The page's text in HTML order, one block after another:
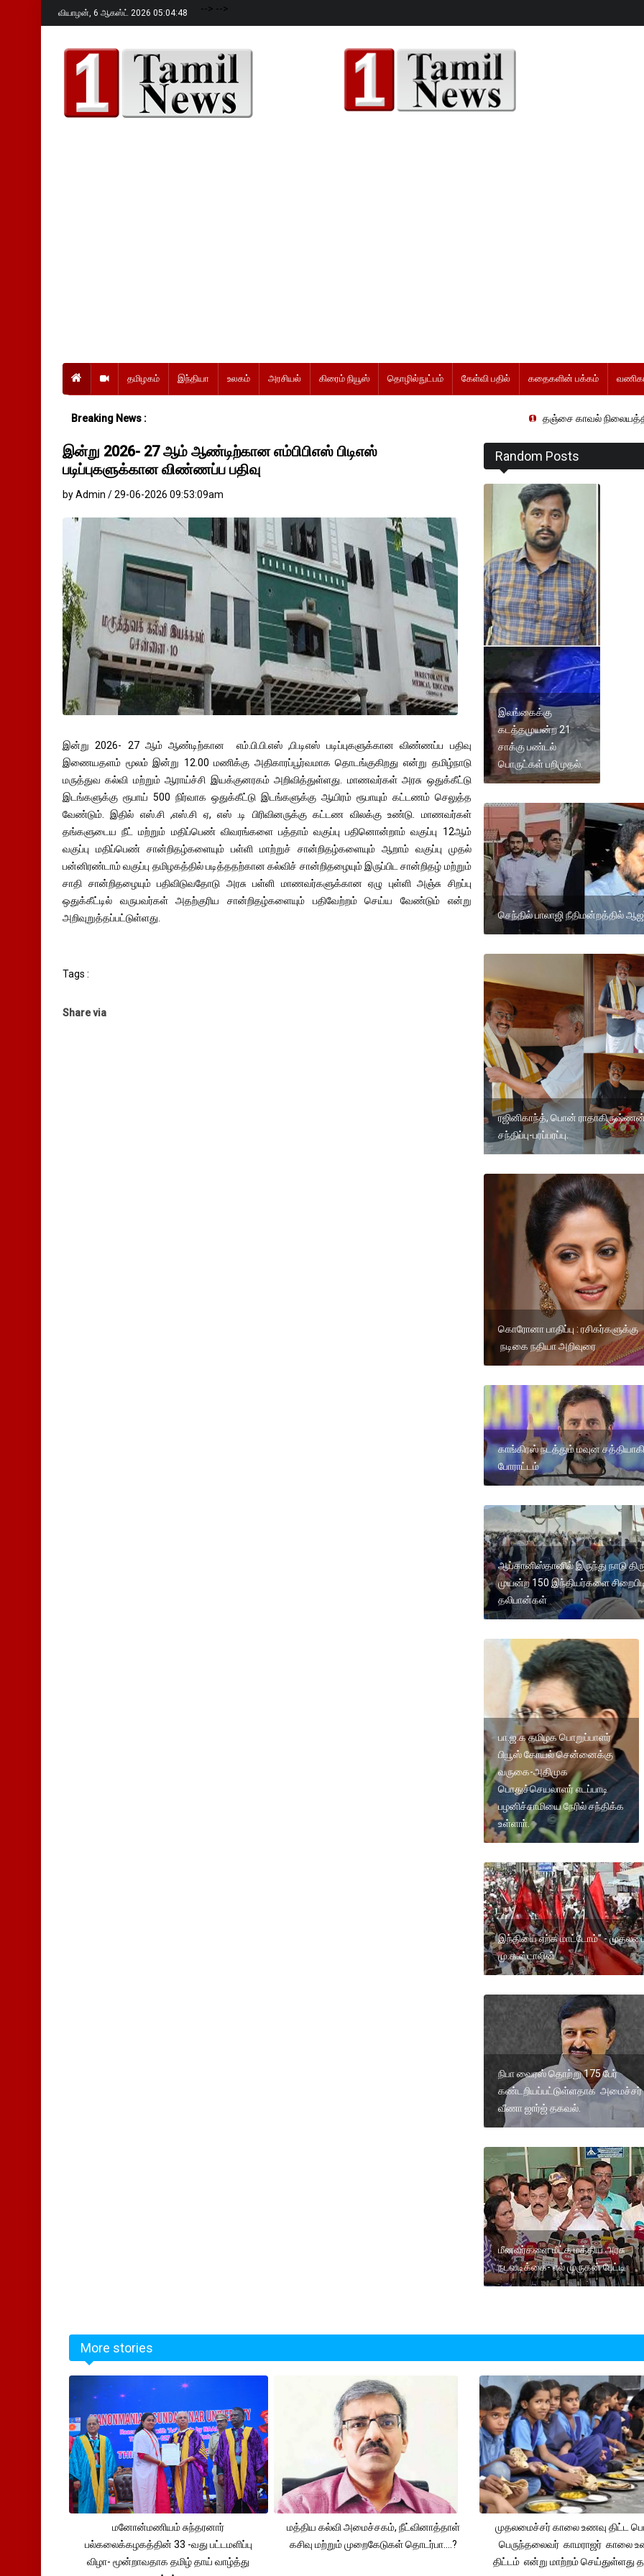
வியாழன், 6 ஆகஸ்ட் 2026 05:04:50 --> -->
தமிழகம் இந்தியா உலகம் அரசியல் கிரைம் நியூஸ் தொழில்நுட்பம் கேள்வி பதில் கதைகளின் பக்கம்
Breaking News : தஞ்சை காவல் நிலையத்தில்
இன்று 2026- 27 ஆம் ஆண்டிற்கான எம்பிபிஎஸ் பிடிஎஸ்
படிப்புகளுக்கான விண்ணப்ப பதிவு
by Admin / 29-06-2026 09:53:09am
இன்று 2026- 27 ஆம் ஆண்டிற்கான எம்.பி.பி.எஸ் ,பி.டிஎஸ் படிப்புகளுக்கான விண்ணப்ப பதிவு
இணையதளம் மூலம் இன்று 12.00 மணிக்கு அதிகாரப்பூர்வமாக தொடங்குகிறது என்று தமிழ்நாடு
மருத்துவ கல்வி மற்றும் ஆராய்ச்சி இயக்குனரகம் அறிவித்துள்ளது. மாணவர்கள் அரசு ஒதுக்கீட்டு
இடங்களுக்கு ரூபாய் 500 நிர்வாக ஒதுக்கீட்டு இடங்களுக்கு ஆயிரம் ரூபாயும் கட்டணம் செலுத்த
வேண்டும். இதில் எஸ்.சி ,எஸ்.சி ஏ, எஸ் .டி பிரிவினருக்கு கட்டண விலக்கு உண்டு. மாணவர்கள்
தங்களுடைய நீட் மற்றும் மதிப்பெண் விவரங்களை பத்தாம் வகுப்பு பதினொன்றாம் வகுப்பு 12ஆம்
வகுப்பு மதிப்பெண் சான்றிதழ்களையும் பள்ளி மாற்றுச் சான்றிதழ்களையும் ஆறாம் வகுப்பு முதல்
பன்னிரண்டாம் வகுப்பு தமிழகத்தில் படித்ததற்கான கல்விச் சான்றிதழையும் இருப்பிட சான்றிதழ் மற்றும்
சாதி சான்றிதழையும் பதிவிடுவதோடு அரசு பள்ளி மாணவர்களுக்கான ஏழு புள்ளி அஞ்சு சிறப்பு
ஒதுக்கீட்டில் வருபவர்கள் அதற்குரிய சான்றிதழ்களையும் பதிவேற்றம் செய்ய வேண்டும் என்று
அறிவுறுத்தப்பட்டுள்ளது.
Tags :
Share via
Random Posts
இலங்கைக்கு
கடத்தமுயன்ற 21
சாக்கு பண்டல்
பொருட்கள் பறிமுதல்.
செந்தில் பாலாஜி நீதிமன்றத்தில்
ரஜினிகாந்த், பொன்
சந்திப்பு-பரப்பரப்பு.
கொரோனா பாதிப்பு : ரசிகர்களுக்கு
நடிகை நதியா அறிவுரை
காங்கிரஸ் நடத்தும் மவுன
போராட்டம்
ஆப்கானிஸ்தானில் இருந்து நாடு
முயன்ற 150 இந்தியர்களை
தலிபான்கள்
பா.ஜ.க தமிழக பொறுப்பாளர்
பியூஸ் கோயல் சென்னைக்கு
வருகை-அதிமுக
பொதுச்செயலாளர் எடப்பாடி
பழனிச்சாமியை நேரில் சந்திக்க
உள்ளாா்.
இந்தியை ஏற்க மாட்டோம்” -
மு.க.ஸ்டாலின்
நிபா வைரஸ் தொற்று 175 பேர்
கண்டறியப்பட்டுள்ளதாக அமைச்சர்
வீணா ஜார்ஜ் தகவல்.
மீனவர்களை மீட்க மத்திய அரசு
நடவடிக்கை- எல் முருகன் பேட்டி
More stories
மனோன்மணியம் சுந்தரனார்
பல்கலைக்கழகத்தின் 33 -வது பட்டமளிப்பு
விழா- மூன்றாவதாக தமிழ் தாய் வாழ்த்து
மத்திய கல்வி அமைச்சகம், நீட்வினாத்தாள்
கசிவு மற்றும் முறைகேடுகள் தொடர்பா....?
முதலமைச்சர் காலை உணவு திட்ட
பெருந்தலைவர் காமராஜர் காலை
திட்டம் என்று மாற்றம் செய்துள்ளது